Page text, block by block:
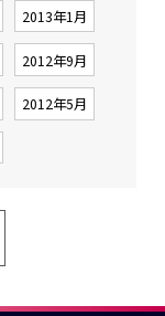
2013年1月
2012年9月
2012年5月